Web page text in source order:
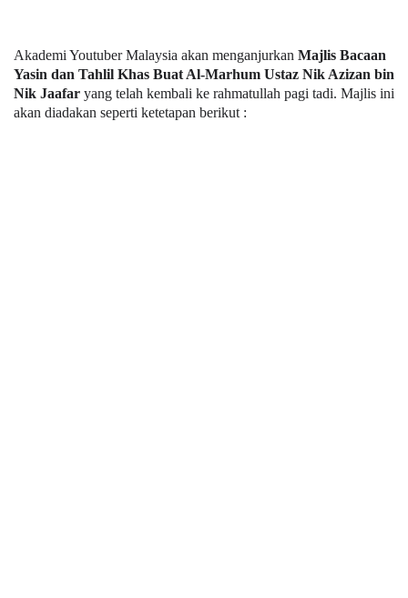
Akademi Youtuber Malaysia akan menganjurkan Majlis Bacaan
Yasin dan Tahlil Khas Buat Al-Marhum Ustaz Nik Azizan bin
Nik Jaafar yang telah kembali ke rahmatullah pagi tadi. Majlis ini
akan diadakan seperti ketetapan berikut :